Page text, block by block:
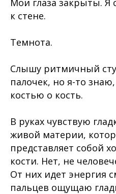
Мои глаза закрыты.
к стене.
Темнота.
Слышу ритмичный
палочек, но я-то
костью о кость.
В руках чувствую
живой материи,
представляет собой
кости. Нет, не
От них идет энергия
пальцев ощущаю